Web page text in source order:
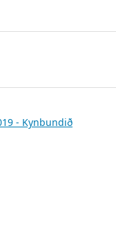
- Kynbundið